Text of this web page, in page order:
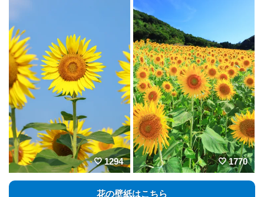
1294 1770
花の壁紙はこちら